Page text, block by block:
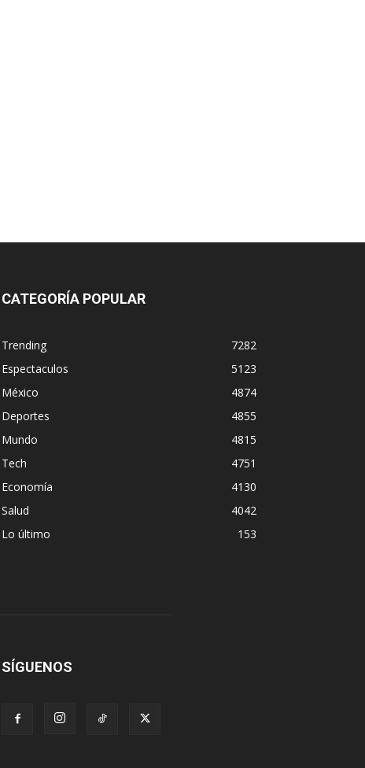
CATEGORÍA POPULAR
Trending
7282
Espectaculos
5123
México
4874
Deportes
4855
Mundo
4815
Tech
4751
Economía
4130
Salud
4042
Lo último
153
SÍGUENOS